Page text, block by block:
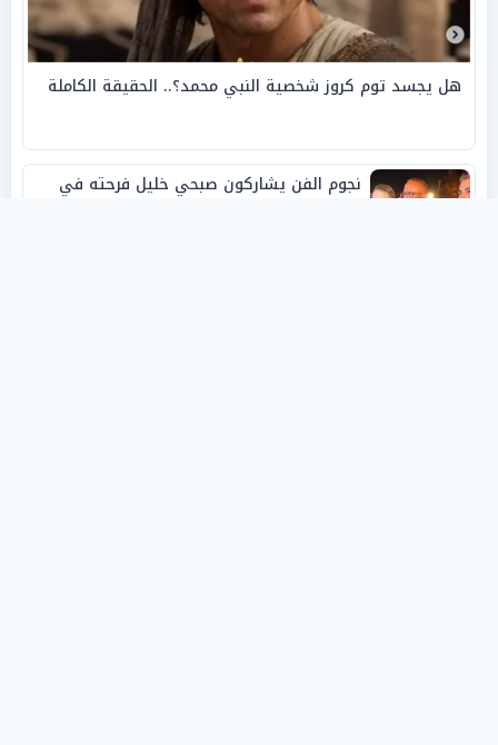
هل يجسد توم كروز شخصية النبي محمد؟.. الحقيقة الكاملة
نجوم الفن يشاركون صبحي خليل فرحته في